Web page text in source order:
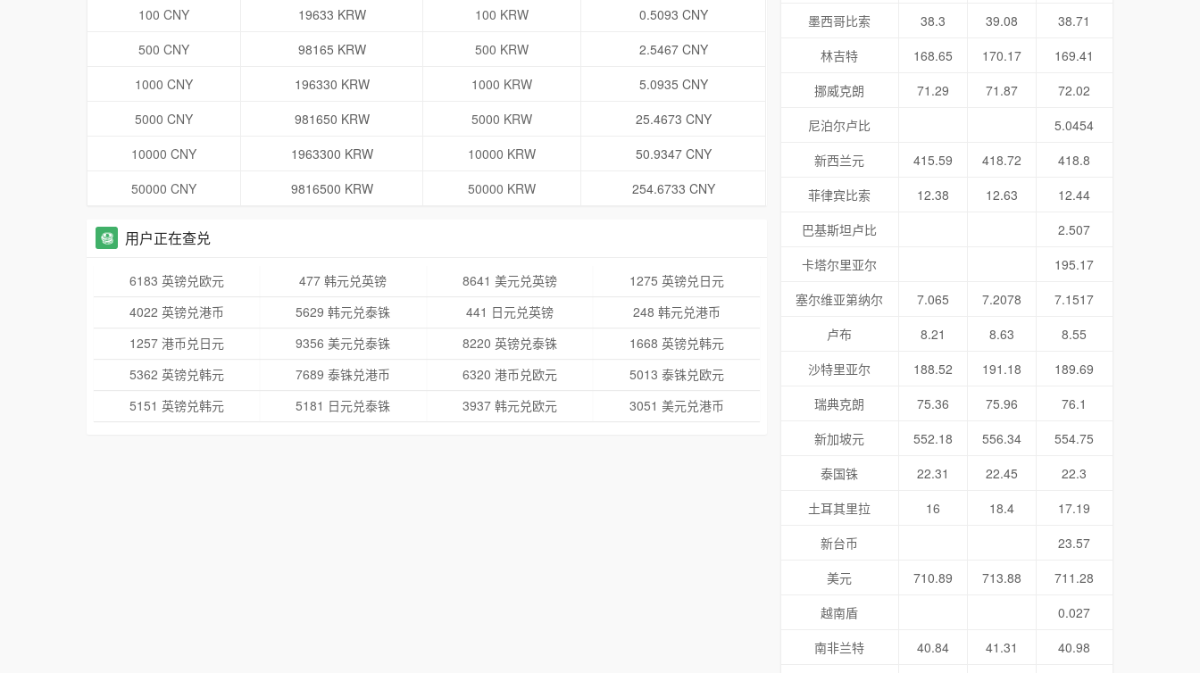
100 CNY
19633 KRW 100 KRW
0.5093 CNY
500 CNY
98165 KRW 500 KRW
2.5467 CNY
1000 CNY
196330 KRW 1000 KRW
5.0935 CNY
5000 CNY
981650 KRW 5000 KRW
25.4673 CNY
10000 CNY
1963300 KRW 10000 KRW
50.9347 CNY
50000 CNY
9816500 KRW 50000 KRW 254.6733 CNY
用户正在查兑
6183 英镑兑欧元 477 韩元兑英镑 8641 美元兑英镑
1275 英镑兑日元
4022 英镑兑港币
5629 韩元兑泰铢 441 日元兑英镑
248 韩元兑港币
1257 港币兑日元
9356 美元兑泰铢 8220 英镑兑泰铢
1668 英镑兑韩元
5362 英镑兑韩元
7689 泰铢兑港币 6320 港币兑欧元
5013 泰铢兑欧元
5151 英镑兑韩元
5181 日元兑泰铢 3937 韩元兑欧元 3051 美元兑港币
墨西哥比索
38.3 39.08
38.71
林吉特
168.65 170.17
169.41
挪威克朗
71.29 71.87
72.02
尼泊尔卢比
5.0454
新西兰元
415.59 418.72
418.8
菲律宾比索
12.38 12.63
12.44
巴基斯坦卢比
2.507
卡塔尔里亚尔
195.17
塞尔维亚第纳尔
7.065 7.2078
7.1517
卢布
8.21 8.63
8.55
沙特里亚尔
188.52 191.18
189.69
瑞典克朗
75.36 75.96
76.1
新加坡元
552.18 556.34
554.75
泰国铢
22.31 22.45
22.3
土耳其里拉
16 18.4
17.19
新台币
23.57
美元
710.89 713.88
711.28
越南盾
0.027
南非兰特
40.84 41.31 40.98